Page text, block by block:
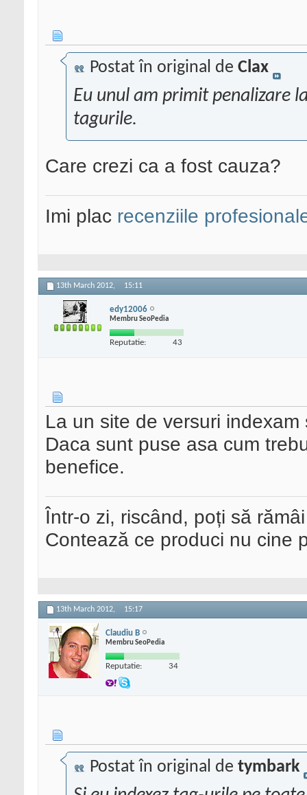
Postat în original de Clax
Eu unul am primit penalizare
tagurile.
Care crezi ca a fost cauza?
Imi plac recenziile
13th March 2012, 15:11
edy12006
Membru SeoPedia
Reputatie: 43
La un site de versuri
Daca sunt puse asa cum
benefice.
Într-o zi, riscând, poți să
Contează ce produci nu cine
13th March 2012, 15:17
Claudiu B
Membru SeoPedia
Reputatie: 34
Postat în original de tymbark